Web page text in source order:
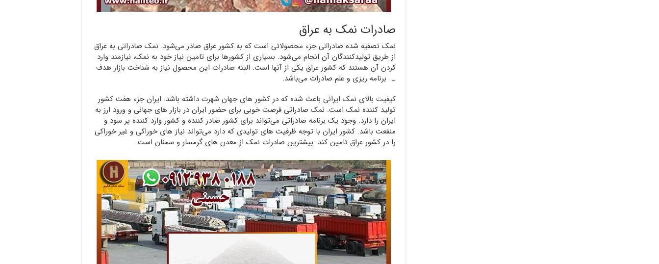
صادرات نمک به عراق
نمک تصفیه شده صادراتی جزء محصولاتی است که به کشور عراق صادر می‌شود. نمک صادراتی به عراق
از طریق تولیدکنندگان آن انجام می‌شود. بسیاری از کشورها برای تامین نیاز خود به نمک، نیازمند وارد
کردن آن هستند که کشور عراق یکی از آنها است. البته صادرات این محصول نیاز به شناخت بازار هدف
_ برنامه ریزی و علم صادرات می‌باشد.
کیفیت بالای نمک ایرانی باعث شده که در کشور های جهان شهرت داشته باشد. ایران جزء هفت کشور
تولید کننده نمک است. نمک صادراتی فرصت خوبی برای حضور ایران در بازار های جهانی و ورود ارز به
ایران را دارد. وجود یک برنامه صادراتی می‌تواند برای کشور صادر کننده و کشور وارد کننده پر سود و
منفعت باشد. کشور ایران با توجه ظرفیت های تولیدی که دارد می‌تواند نیاز های خوراکی و غیر خوراکی
را در کشور عراق تامین کند. بیشترین صادرات نمک از معدن های گرمسار و سمنان است.